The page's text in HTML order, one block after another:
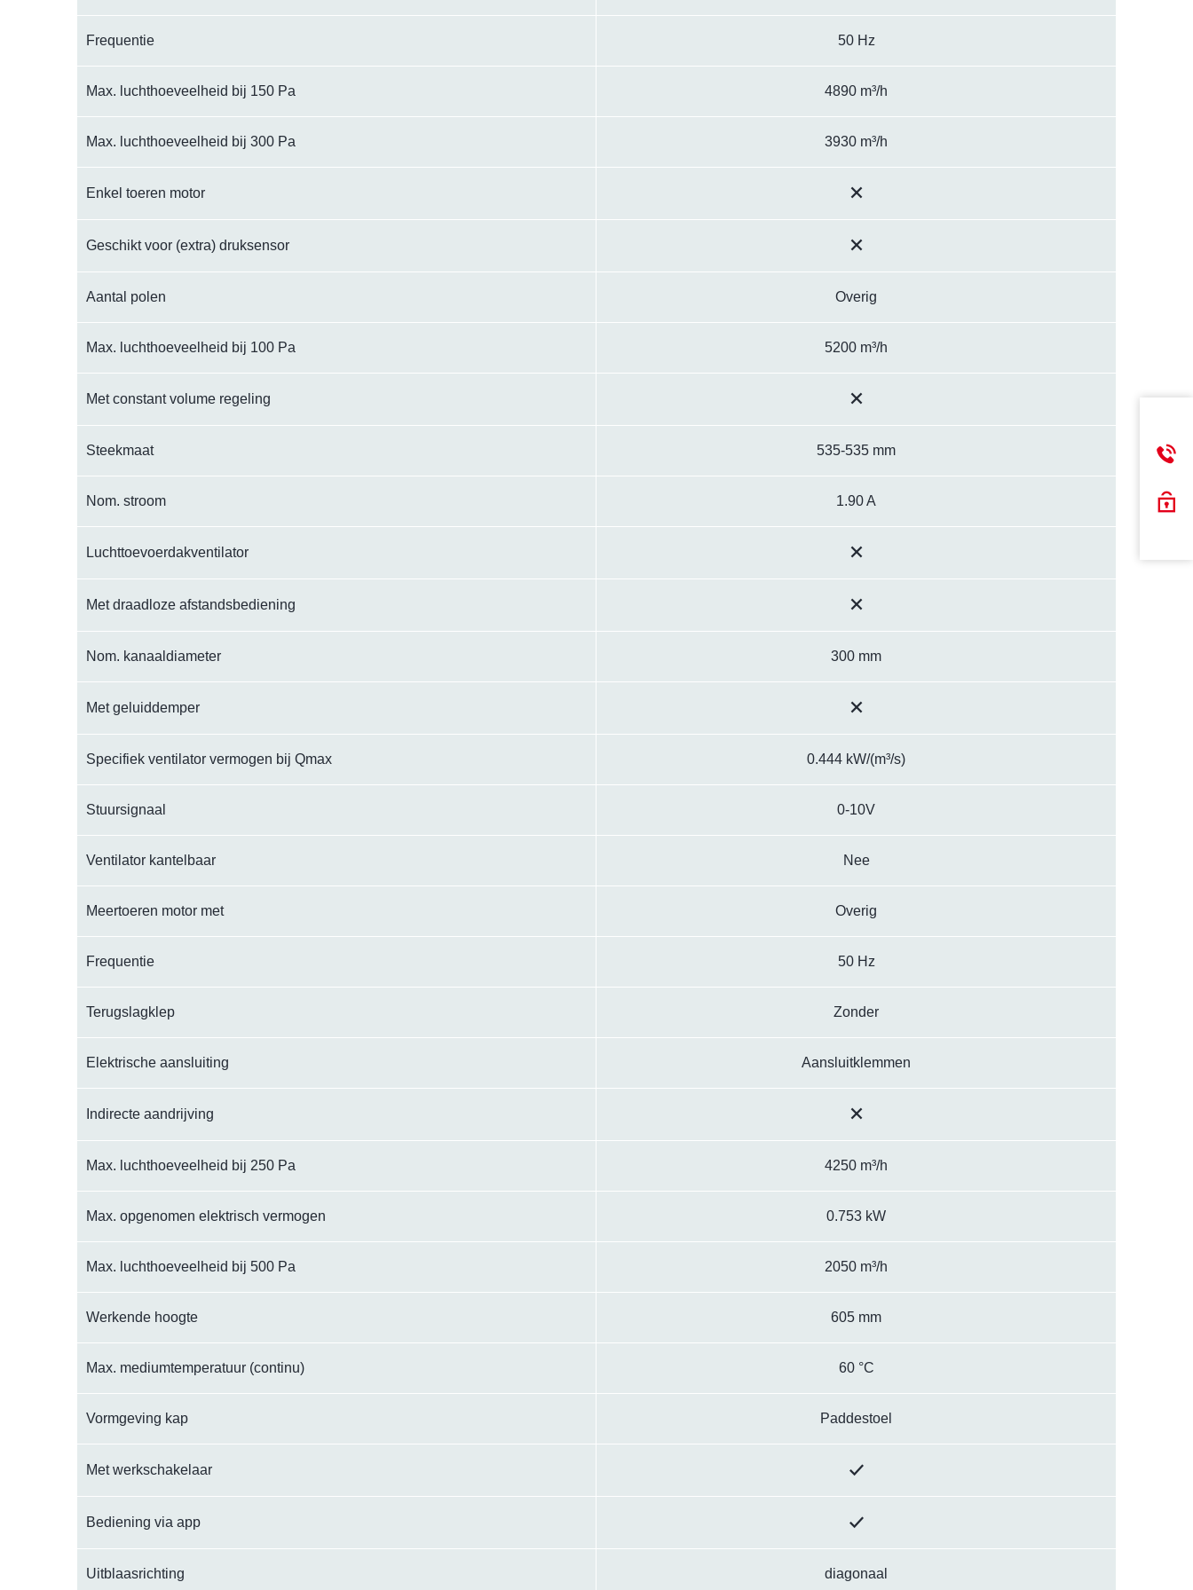
Frequentie 50 Hz
Max. luchthoeveelheid bij 150 Pa 4890 m³/h
Max. luchthoeveelheid bij 300 Pa 3930 m³/h
Enkel toeren motor
Geschikt voor (extra) druksensor
Aantal polen Overig
Max. luchthoeveelheid bij 100 Pa 5200 m³/h
Met constant volume regeling
Steekmaat 535-535 mm
Nom. stroom 1.90 A
Luchttoevoerdakventilator
Met draadloze afstandsbediening
Nom. kanaaldiameter 300 mm
Met geluiddemper
Specifiek ventilator vermogen bij Qmax 0.444 kW/(m³/s)
Stuursignaal 0-10V
Ventilator kantelbaar Nee
Meertoeren motor met Overig
Frequentie 50 Hz
Terugslagklep Zonder
Elektrische aansluiting Aansluitklemmen
Indirecte aandrijving
Max. luchthoeveelheid bij 250 Pa 4250 m³/h
Max. opgenomen elektrisch vermogen 0.753 kW
Max. luchthoeveelheid bij 500 Pa 2050 m³/h
Werkende hoogte 605 mm
Max. mediumtemperatuur (continu) 60 °C
Vormgeving kap Paddestoel
Met werkschakelaar
Bediening via app
Uitblaasrichting diagonaal